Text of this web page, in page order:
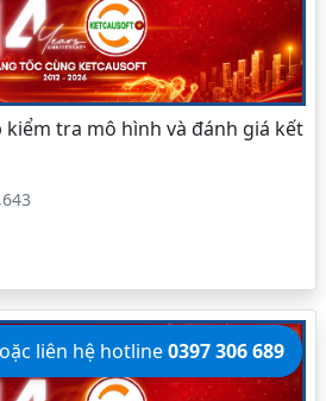
kiểm tra mô hình và đánh giá kết
liên hệ hotline0397 306 689